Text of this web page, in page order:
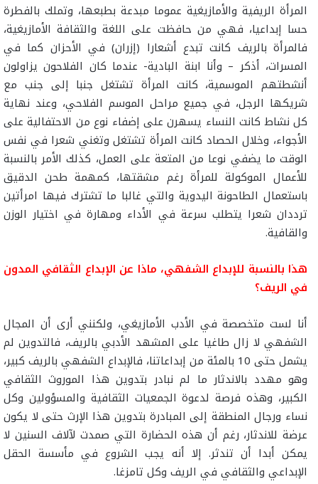
المرأة الريفية والأمازيغية عموما مبدعة بطبعها، وتملك بالفطرة
حسا إبداعيا، فهي من حافظت على اللغة والثقافة الأمازيغية،
فالمرأة بالريف كانت تبدع أشعارا (إزران) في الأحزان كما في
المسرات، أذكر – وأنا ابنة البادية- عندما كان الفلاحون يزاولون
أنشطتهم الموسمية، كانت المرأة تشتغل جنبا إلى جنب مع
شريكها الرجل، في جميع مراحل الموسم الفلاحي، وعند نهاية
كل نشاط كانت النساء يسهرن على إضفاء نوع من الاحتفالية على
الأجواء، وخلال الحصاد كانت المرأة تشتغل وتغني شعرا في نفس
الوقت ما يضفي نوعا من المتعة على العمل، كذلك الأمر بالنسبة
للأعمال الموكولة للمرأة رغم مشقتها، كمهمة طحن الدقيق
باستعمال الطاحونة اليدوية والتي غالبا ما تشترك فيها امرأتين
ترددان شعرا يتطلب سرعة في الأداء ومهارة في اختيار الوزن
والقافية.
هذا بالنسبة للإبداع الشفهي، ماذا عن الإبداع الثقافي المدون
في الريف؟
أنا لست متخصصة في الأدب الأمازيغي، ولكنني أرى أن المجال
الشفهي لا زال طاغيا على المشهد الأدبي بالريف، فالتدوين لم
يشمل حتى 10 بالمئة من إبداعاتنا، فالإبداع الشفهي بالريف كبير،
وهو مهدد بالاندثار ما لم نبادر بتدوين هذا الموروث الثقافي
الكبير، وهذه فرصة لدعوة الجمعيات الثقافية والمسؤولين وكل
نساء ورجال المنطقة إلى المبادرة بتدوين هذا الإرث حتى لا يكون
عرضة للاندثار، رغم أن هذه الحضارة التي صمدت لآلاف السنين لا
يمكن أبدا أن تندثر. إلا أنه يجب الشروع في مأسسة الحقل
الإبداعي والثقافي في الريف وكل تامزغا.